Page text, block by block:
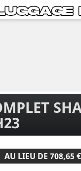
AU LIEU DE 708,65